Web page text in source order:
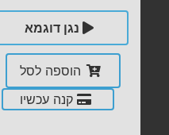
נגן דוגמא
הוספה לסל
קנה עכשיו